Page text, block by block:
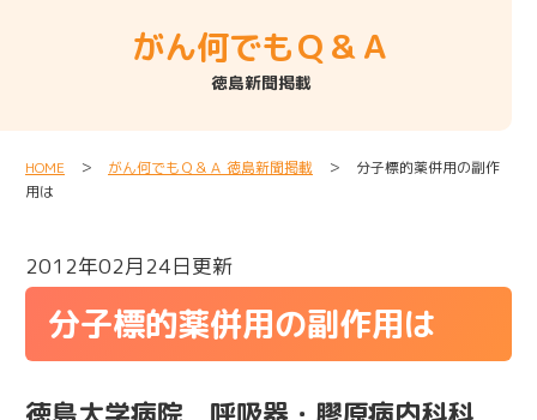
がん何でもＱ＆Ａ
徳島新聞掲載
HOME ＞ がん何でもＱ＆Ａ 徳島新聞掲載 ＞ 分子標的薬併用の副作
用は
2012年02月24日更新
分子標的薬併用の副作用は